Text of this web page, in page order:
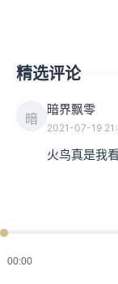
00:00
精选评论
暗
暗界飘零
2021-07-19
火鸟真是我